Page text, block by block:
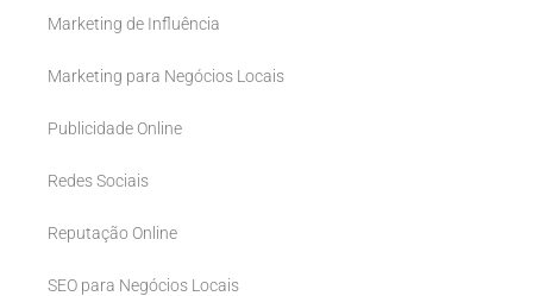
Marketing de Influência
Marketing para Negócios Locais
Publicidade Online
Redes Sociais
Reputação Online
SEO para Negócios Locais